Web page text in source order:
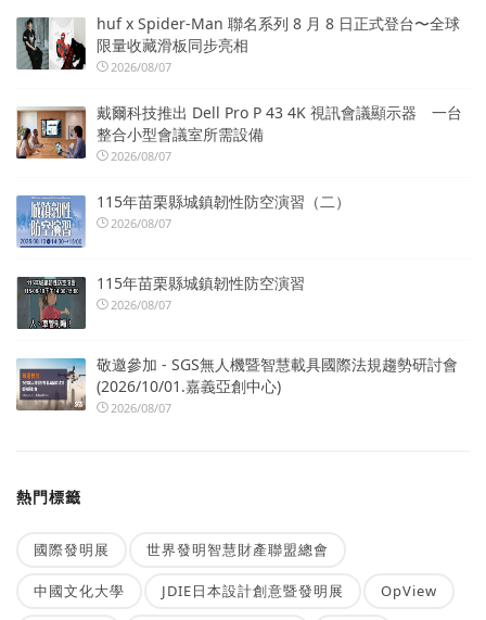
huf x Spider-Man 聯名系列 8 月 8 日正式登台〜全球
限量收藏滑板同步亮相
2026/08/07
戴爾科技推出 Dell Pro P 43 4K 視訊會議顯示器 一台
整合小型會議室所需設備
2026/08/07
115年苗栗縣城鎮韌性防空演習（二）
2026/08/07
115年苗栗縣城鎮韌性防空演習
2026/08/07
敬邀參加 - SGS無人機暨智慧載具國際法規趨勢研討會
(2026/10/01.嘉義亞創中心)
2026/08/07
熱門標籤
國際發明展 世界發明智慧財產聯盟總會
中國文化大學 JDIE日本設計創意暨發明展 OpView